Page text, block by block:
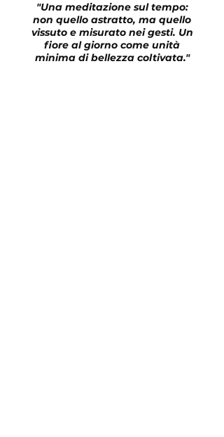
"Una meditazione sul tempo:
non quello astratto, ma quello
vissuto e misurato nei gesti. Un
fiore al giorno come unità
minima di bellezza coltivata."